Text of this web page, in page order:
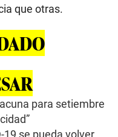
que otras.
para setiembre
19 se pueda volver